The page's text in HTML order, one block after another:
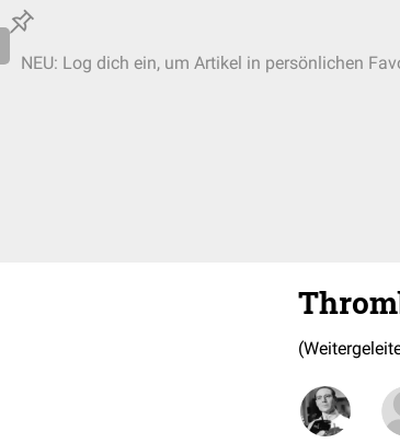
NEU: Log dich ein, um Artikel in persönlichen